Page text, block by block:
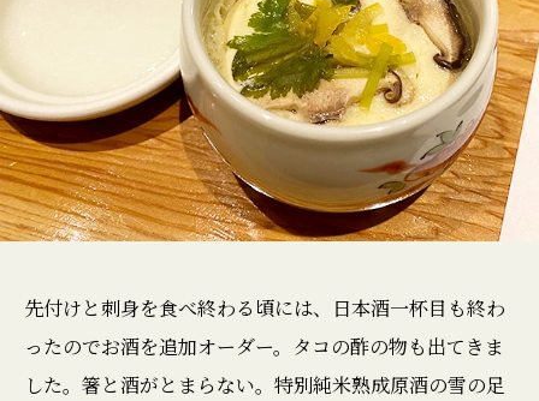
先付けと刺身を食べ終わる頃には、日本酒一杯目も終わ
ったのでお酒を追加オーダー。タコの酢の物も出てきま
した。箸と酒がとまらない。特別純米熟成原酒の雪の足